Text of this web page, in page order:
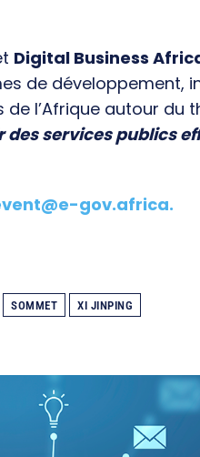
Digital Business
de développement,
l’Afrique autour du
services publics
gov.africa.
SOMMET XI JINPING